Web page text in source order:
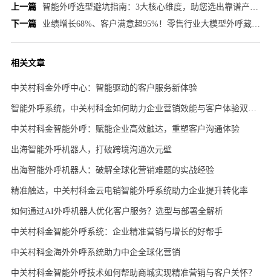
上一篇
智能外呼选型避坑指南：3大核心维度，助您选出靠谱产品！（附选型指标表）
下一篇
业绩增长68%、客户满意超95%！零售行业大模型外呼藏妙招！
相关文章
中关村科金外呼中心：智能驱动的客户服务新体验
中关村科金智能外呼：赋能企业高效触达，重塑客户沟通体验
出海智能外呼机器人，打破跨境沟通次元壁
出海智能外呼机器人：破解全球化营销难题的实战经验
精准触达，中关村科金云电销智能外呼系统助力企业提升转化率
如何通过AI外呼机器人优化客户服务？选型与部署全解析
中关村科金智能外呼系统：企业精准营销与增长的好帮手
中关村科金海外外呼系统助力中企全球化营销
中关村科金智能外呼技术如何帮助商城实现精准营销与客户关怀？